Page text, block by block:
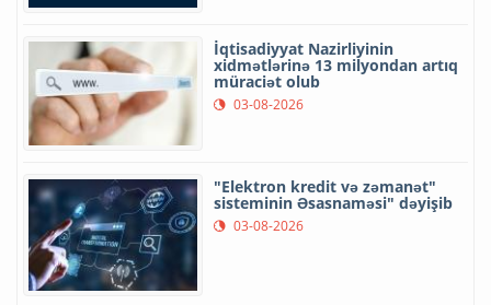
İqtisadiyyat Nazirliyinin
xidmətlərinə 13 milyondan artıq
müraciət olub
03-08-2026
"Elektron kredit və zəmanət"
sisteminin Əsasnaməsi" dəyişib
03-08-2026